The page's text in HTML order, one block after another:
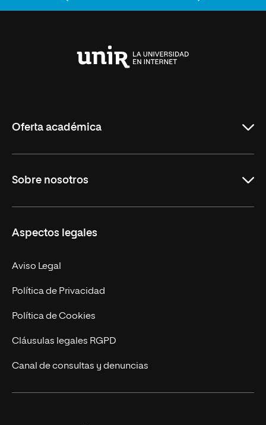
Oferta académica
Másteres Oficiales
Doctorados
Experto Universitario
Postgrados
Cursos Universitarios
Sobre nosotros
Facultades
Nuestro Equipo
Trabaja en UNIR
Actualidad
UNIR Revista
Eventos
Aspectos legales
Aviso Legal
Política de Privacidad
Política de Cookies
Cláusulas legales RGPD
Canal de consultas y denuncias